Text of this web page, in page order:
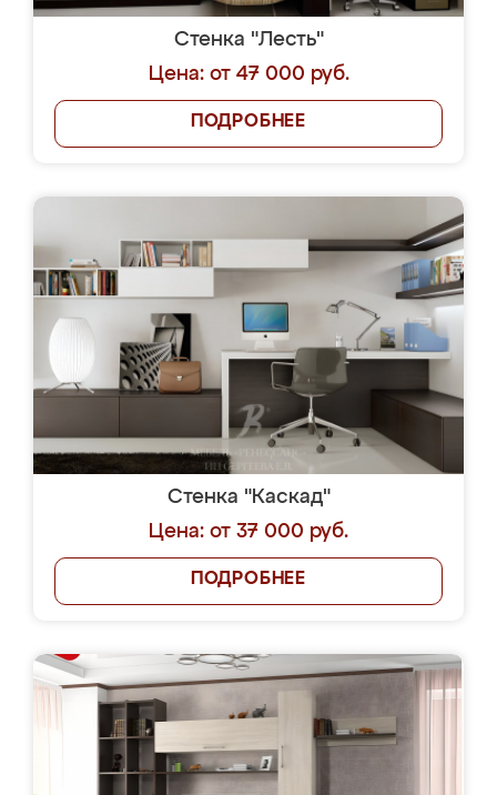
Стенка "Лесть"
Цена: от 47 000 руб.
ПОДРОБНЕЕ
Стенка "Каскад"
Цена: от 37 000 руб.
ПОДРОБНЕЕ